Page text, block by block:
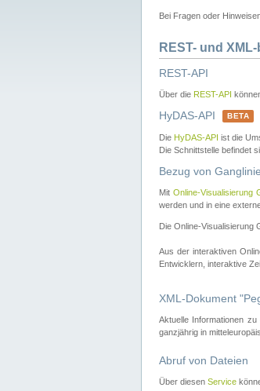
Bei Fragen oder
REST- und
REST-API
Über die REST-API
HyDAS-API BETA
Die HyDAS-API ist die
Die Schnittstelle befindet
Bezug von
MitOnline-Visualisierung
werden und in eine
Die Online-Visualisierung
Aus der interaktiven
Entwicklern, interaktive
XML-Dokument
Aktuelle Informationen
ganzjährig in
Abruf von Dateien
Über diesen Service